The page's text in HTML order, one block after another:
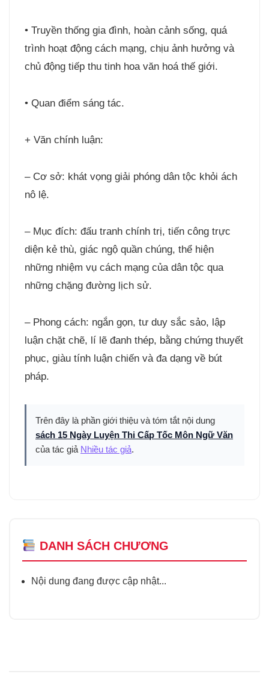
• Truyền thống gia đình, hoàn cảnh sống, quá
trình hoạt động cách mạng, chịu ảnh hưởng và
chủ động tiếp thu tinh hoa văn hoá thế giới.
• Quan điểm sáng tác.
+ Văn chính luận:
– Cơ sở: khát vọng giải phóng dân tộc khỏi ách
nô lệ.
– Mục đích: đấu tranh chính trị, tiến công trực
diện kẻ thù, giác ngộ quần chúng, thể hiện
những nhiệm vụ cách mạng của dân tộc qua
những chặng đường lịch sử.
– Phong cách: ngắn gọn, tư duy sắc sảo, lập
luận chặt chẽ, lí lẽ đanh thép, bằng chứng thuyết
phục, giàu tính luận chiến và đa dạng về bút
pháp.
Trên đây là phần giới thiệu và tóm tắt nội dung
sách 15 Ngày Luyện Thi Cấp Tốc Môn Ngữ Văn
của tác giả Nhiều tác giả.
DANH SÁCH CHƯƠNG
Nội dung đang được cập nhật...